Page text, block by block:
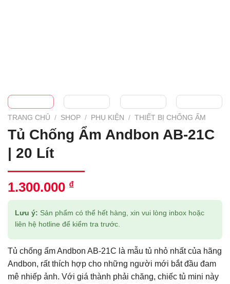
TRANG CHỦ / SHOP / PHỤ KIỆN / THIẾT BỊ CHỐNG ẤM
Tủ Chống Ẩm Andbon AB-21C
| 20 Lít
1.300.000 ₫
Lưu ý: Sản phẩm có thể hết hàng, xin vui lòng inbox hoặc
liên hệ hotline để kiểm tra trước.
Tủ chống ẩm Andbon AB-21C là mẫu tủ nhỏ nhất của hãng
Andbon, rất thích hợp cho những người mới bắt đầu đam
mê nhiếp ảnh. Với giá thành phải chăng, chiếc tủ mini này